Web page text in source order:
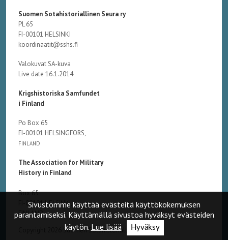
Suomen Sotahistoriallinen Seura ry
PL 65
FI-00101 HELSINKI
koordinaatit@sshs.fi
Valokuvat SA-kuva
Live date 16.1.2014
Krigshistoriska Samfundet
i Finland
Po Box 65
FI-00101 HELSINGFORS,
FINLAND
The Association for Military
History in Finland
Box 65
FI-00101 HELSINKI,
FINLAND
Copyright 2026 Suomen Sotahistoriallinen Seura ry
Sivustomme käyttää evästeitä käyttökokemuksen
parantamiseksi. Käyttämällä sivustoa hyväksyt evästeiden
käytön. Lue lisää Hyväksy